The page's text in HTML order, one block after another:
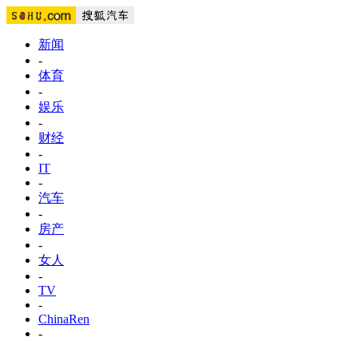
新闻
-
体育
-
娱乐
-
财经
-
IT
-
汽车
-
房产
-
女人
-
TV
-
ChinaRen
-